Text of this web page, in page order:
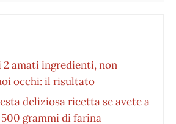
amati ingredienti, non
occhi: il risultato
deliziosa ricetta se avete a
grammi di farina